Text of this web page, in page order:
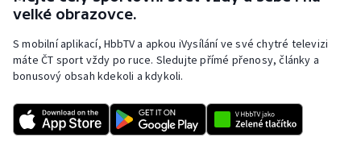
Futsal
Golf
Házená
velké obrazovce.
S mobilní aplikací, HbbTV a apkou iVysílání ve své chytré televizi
máte ČT sport vždy po ruce. Sledujte přímé přenosy, články a
bonusový obsah kdekoli a kdykoli.